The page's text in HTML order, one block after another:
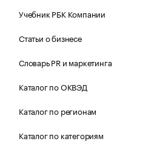
Учебник РБК Компании
Статьи о бизнесе
Словарь PR и маркетинга
Каталог по ОКВЭД
Каталог по регионам
Каталог по категориям